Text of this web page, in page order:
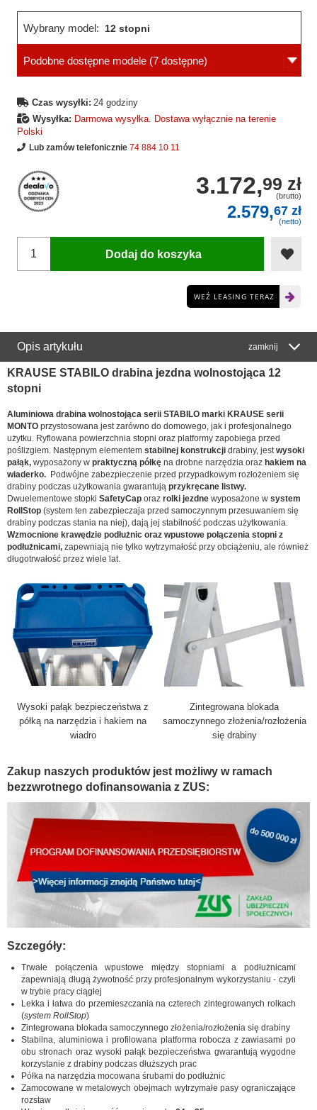
Wybrany model: 12 stopni
Podobne dostępne modele (7 dostępne)
Czas wysyłki: 24 godziny
Wysyłka: Darmowa wysyłka. Dostawa wyłącznie na terenie
Polski
Lub zamów telefonicznie 74 884 10 11
3.172,99 zł
(brutto)
2.579,67 zł
(netto)
Dodaj do koszyka
WEŹ LEASING TERAZ
Opis artykułu zamknij
KRAUSE STABILO drabina jezdna wolnostojąca 12
stopni
Aluminiowa drabina wolnostojąca serii STABILO marki KRAUSE serii
MONTO przystosowana jest zarówno do domowego, jak i profesjonalnego
użytku. Ryflowana powierzchnia stopni oraz platformy zapobiega przed
poślizgiem. Następnym elementem stabilnej konstrukcji drabiny, jestwysoki
pałąk, wyposażony w praktyczną półkę na drobne narzędzia oraz hakiem na
wiaderko. Podwójne zabezpieczenie przed przypadkowym rozłożeniem się
drabiny podczas użytkowania gwarantują przykręcane listwy.
Dwuelementowe stopki SafetyCap oraz rolki jezdne wyposażone w system
RollStop (system ten zabezpieczaja przed samoczynnym przesuwaniem się
drabiny podczas stania na niej), dają jej stabilność podczas użytkowania.
Wzmocnione krawędzie podłużnic oraz wpustowe połączenia stopni z
podłużnicami, zapewniają nie tylko wytrzymałość przy obciążeniu, ale również
długotrwałość przez wiele lat.
Wysoki pałąk bezpieczeństwa z
półką na narzędzia i hakiem na
wiadro
Zintegrowana blokada
samoczynnego złożenia/rozłożenia
się drabiny
Zakup naszych produktów jest możliwy w ramach
bezzwrotnego dofinansowania z ZUS:
Szczegóły:
Trwałe połączenia wpustowe między stopniami a podłużnicami
zapewniają długą żywotność przy profesjonalnym wykorzystaniu - czyli
w trybie pracy ciągłej
Lekka i łatwa do przemieszczania na czterech zintegrowanych rolkach
(system RollStop)
Zintegrowana blokada samoczynnego złożenia/rozłożenia się drabiny
Stabilna, aluminiowa i profilowana platforma robocza z zawiasami po
obu stronach oraz wysoki pałąk bezpieczeństwa gwarantują wygodne
korzystanie z drabiny podczas dłuższych prac
Półka na narzędzia mocowana śrubami do podłużnic
Zamocowane w metalowych obejmach wytrzymałe pasy ograniczające
rozstaw